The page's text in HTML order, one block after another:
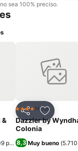
sea 100% preciso.
&
puntuaciones)
CompartirAñadir
4 EstrellasHotel
Dazzler by
Colonia
8,3 Muy bueno (